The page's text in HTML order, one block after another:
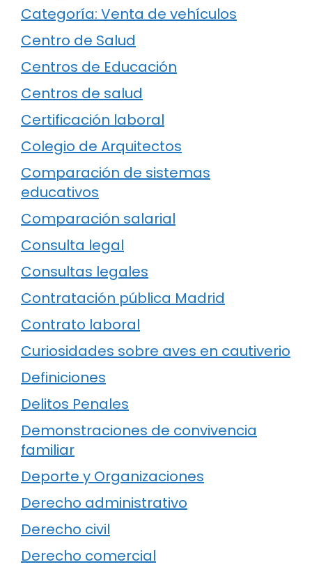
Categoría: Venta de vehículos
Centro de Salud
Centros de Educación
Centros de salud
Certificación laboral
Colegio de Arquitectos
Comparación de sistemas
educativos
Comparación salarial
Consulta legal
Consultas legales
Contratación pública Madrid
Contrato laboral
Curiosidades sobre aves en cautiverio
Definiciones
Delitos Penales
Demonstraciones de convivencia
familiar
Deporte y Organizaciones
Derecho administrativo
Derecho civil
Derecho comercial